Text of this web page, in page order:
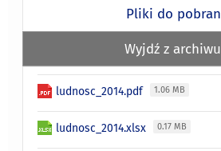
Pliki do
Wyjdź z
ludnosc_2014.pdf 1.06 MB
ludnosc_2014.xlsx 0.17 MB